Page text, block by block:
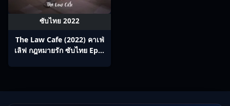
ซับไทย 2022
The Law Cafe (2022) คาเฟ่
เลิฟ กฎหมายรัก ซับไทย Ep1-